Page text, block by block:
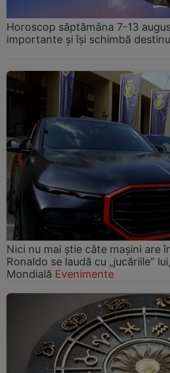
Horoscop săptămâna 7-13
importante și își schimbă
Nici nu mai știe câte mașini are
Ronaldo se laudă cu „jucăriile”
Mondială Evenimente